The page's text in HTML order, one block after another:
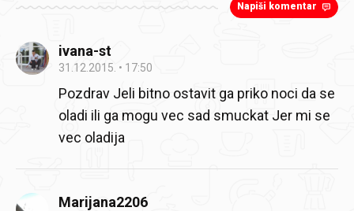
Napiši komentar
ivana-st
31.12.2015. 17:50
Pozdrav Jeli bitno ostavit ga priko noci da se
oladi ili ga mogu vec sad smuckat Jer mi se
vec oladija
Marijana2206